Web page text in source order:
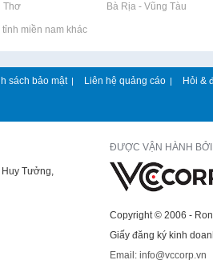
Thơ Rao vặt tại Bà Rịa - Vũng Tàu
tỉnh miền nam khác
sách bảo mật | Liên hệ quảng cáo | Hỏi &
Huy Tưởng,
ĐƯỢC VẬN HÀNH BỞI
Copyright © 2006 -
Giấy đăng ký kinh
Email: info@vccorp.vn